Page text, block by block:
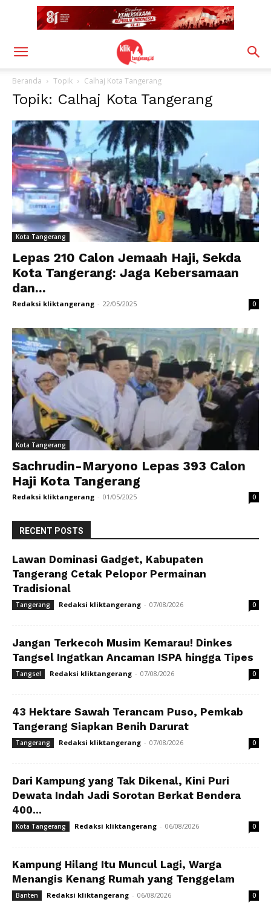
Beranda Topik Calhaj Kota Tangerang
Topik: Calhaj Kota Tangerang
Kota Tangerang
Lepas 210 Calon Jemaah Haji, Sekda
Kota Tangerang: Jaga Kebersamaan
dan...
Redaksi kliktangerang - 22/05/2025 0
Kota Tangerang
Sachrudin-Maryono Lepas 393 Calon
Haji Kota Tangerang
Redaksi kliktangerang - 01/05/2025 0
RECENT POSTS
Lawan Dominasi Gadget, Kabupaten
Tangerang Cetak Pelopor Permainan
Tradisional
Tangerang Redaksi kliktangerang - 07/08/2026 0
Jangan Terkecoh Musim Kemarau! Dinkes
Tangsel Ingatkan Ancaman ISPA hingga Tipes
Tangsel Redaksi kliktangerang - 07/08/2026 0
43 Hektare Sawah Terancam Puso, Pemkab
Tangerang Siapkan Benih Darurat
Tangerang Redaksi kliktangerang - 07/08/2026 0
Dari Kampung yang Tak Dikenal, Kini Puri
Dewata Indah Jadi Sorotan Berkat Bendera
400...
Kota Tangerang Redaksi kliktangerang - 06/08/2026 0
Kampung Hilang Itu Muncul Lagi, Warga
Menangis Kenang Rumah yang Tenggelam
Banten Redaksi kliktangerang - 06/08/2026 0